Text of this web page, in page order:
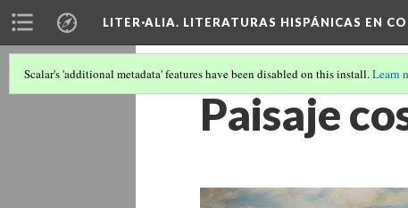
LITER·ALIA. LITERATURAS HISPÁNICAS EN
Scalar's 'additional metadata' features have been disabled on this install.Learn
Paisaje